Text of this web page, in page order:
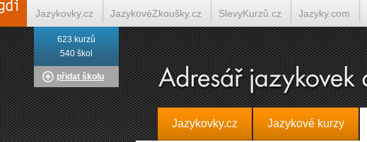
Jazykovky.cz Jazykové kurzy
623 kurzů
540 škol
přidat školu
Jazykovky.cz JazykovéZkoušky.cz SlevyKurzů.cz Jazyky.com
Italština on-line Tlumočení-Překlady.cz Překládá.cz Tlumočí.cz